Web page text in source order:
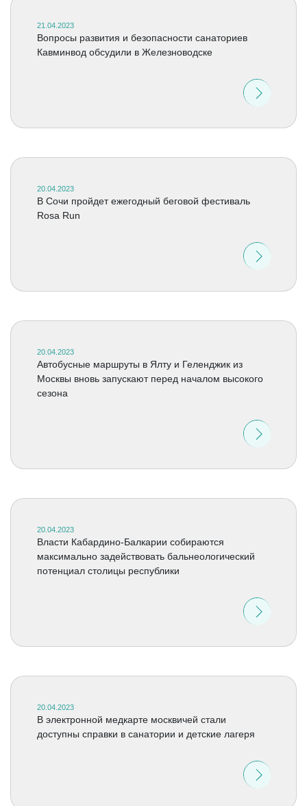
21.04.2023
Вопросы развития и безопасности санаториев
Кавминвод обсудили в Железноводске
20.04.2023
В Сочи пройдет ежегодный беговой фестиваль
Rosa Run
20.04.2023
Автобусные маршруты в Ялту и Геленджик из
Москвы вновь запускают перед началом высокого
сезона
20.04.2023
Власти Кабардино-Балкарии собираются
максимально задействовать бальнеологический
потенциал столицы республики
20.04.2023
В электронной медкарте москвичей стали
доступны справки в санатории и детские лагеря